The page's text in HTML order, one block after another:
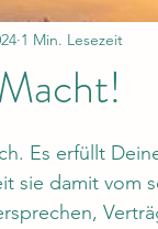
1 Min. Lesezeit
Es erfüllt
sie damit vom